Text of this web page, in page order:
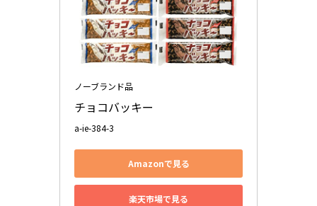
ノーブランド品
チョコバッキー
a-ie-384-3
Amazonで見る
楽天市場で見る